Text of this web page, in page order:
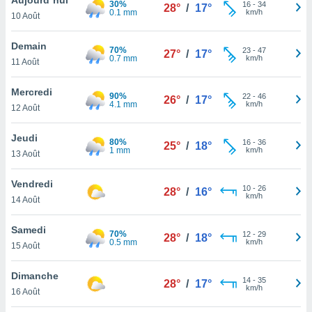
et
»,
au
vous
qu'ils
ou
le
ainsi
un
la
du
10 Août
30%
0.1 mm
28° / 17° 16- 34
km/h
Demain
11 Août
70%
0.7 mm
27° / 17° 23- 47
km/h
Mercredi
12 Août
90%
4.1 mm
26° / 17° 22- 46
km/h
Jeudi
13 Août
80%
1 mm
25° / 18° 16- 36
km/h
Vendredi
14 Août
28° / 16° 10- 26
km/h
Samedi
15 Août
70%
0.5 mm
28° / 18° 12- 29
km/h
Dimanche
16 Août
28° / 17° 14- 35
km/h